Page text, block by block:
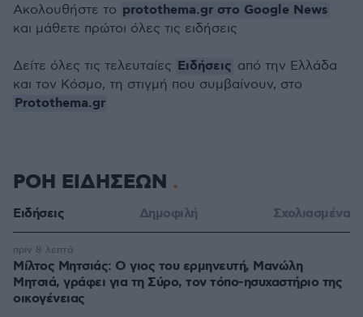
Ακολουθήστε το protothema.gr στο Google News
και μάθετε πρώτοι όλες τις ειδήσεις
Δείτε όλες τις τελευταίες Ειδήσεις από την Ελλάδα
και τον Κόσμο, τη στιγμή που συμβαίνουν, στο
Protothema.gr
ΡΟΗ ΕΙΔΗΣΕΩΝ
Ειδήσεις Δημοφιλή Σχολιασμένα
Μίλτος Μητσιάς: Ο γιος του ερμηνευτή, Μανώλη
Μητσιά, γράφει για τη Σύρο, τον τόπο-ησυχαστήριο της
οικογένειας
πριν 8 λεπτά